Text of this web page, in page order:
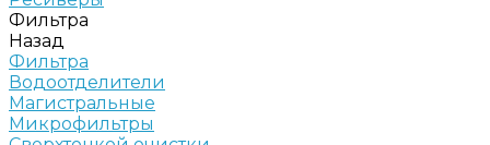
Фильтра
Назад
Фильтра
Водоотделители
Магистральные
Микрофильтры